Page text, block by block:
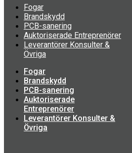
Fogar
Brandskydd
PCB-sanering
Auktoriserade Entreprenörer
Leverantörer Konsulter &
Övriga
Fogar
Brandskydd
PCB-sanering
Auktoriserade
Entreprenörer
Leverantörer Konsulter &
Övriga